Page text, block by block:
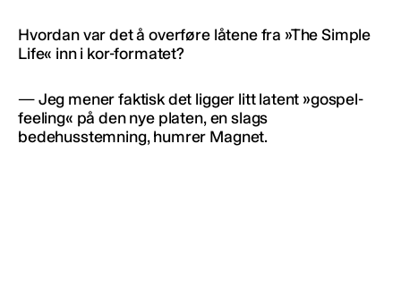
Hvordan var det å overføre låtene fra »The Simple
Life« inn i kor-formatet?
— Jeg mener faktisk det ligger litt latent »gospel-
feeling« på den nye platen, en slags
bedehusstemning, humrer Magnet.